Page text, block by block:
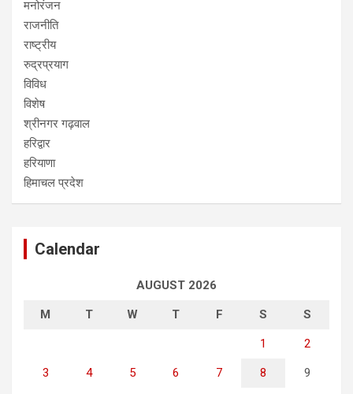
मनोरंजन
राजनीति
राष्ट्रीय
रुद्रप्रयाग
विविध
विशेष
श्रीनगर गढ़वाल
हरिद्वार
हरियाणा
हिमाचल प्रदेश
Calendar
AUGUST 2026
M T W T F S S
1 2
3 4 5 6 7 8 9